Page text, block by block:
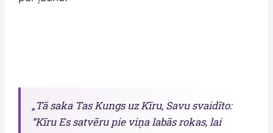
„Tā saka Tas Kungs uz Kīru, Savu svaidīto:
“Kīru Es satvēru pie viņa labās rokas, lai